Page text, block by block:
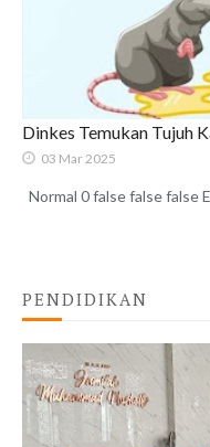
Dinkes Temukan Tujuh
03 Mar 2025
Normal 0 false false false
PENDIDIKAN